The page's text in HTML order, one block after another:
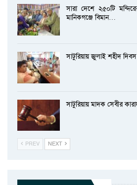
সারা দেশে ২৫০টি
মানিকগঞ্জে বিমান…
সাটুরিয়ায় জুলাই শহীদ
সাটুরিয়ায় মাদক সেবীর
PREV NEXT